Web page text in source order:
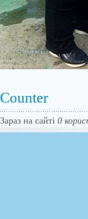
Counter
Зараз на сайті 0